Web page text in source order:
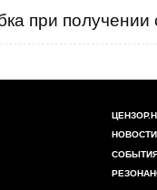
при получении
НОВОСТИ